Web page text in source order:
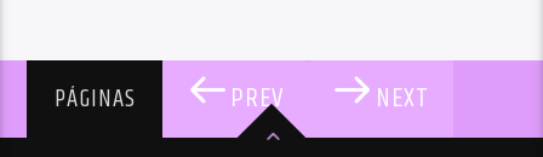
PÁGINAS PREV NEXT